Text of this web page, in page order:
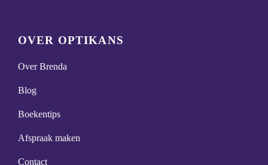
OVER OPTIKANS
Over Brenda
Blog
Boekentips
Afspraak maken
Contact